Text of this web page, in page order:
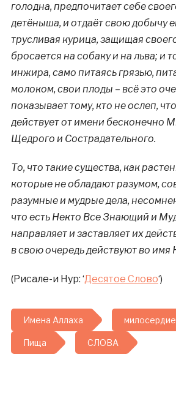
голодна, предпочитает себе
детёныша, и отдаёт свою добычу
трусливая курица, защищая
бросается на собаку и на льва; и
инжира, само питаясь грязью,
молоком, свои плоды – всё это
показывает тому, кто не ослеп,
действует от имени бесконечно
Щедрого и Сострадательного.
То, что такие существа, как
которые не обладают разумом,
разумные и мудрые дела,
что есть Некто Все Знающий и
направляет и заставляет их
в свою очередь действуют во имя
(Рисале-и Нур: ‘Десятое Слово‘)
Имена Аллаха милосердие
Пища СЛОВА